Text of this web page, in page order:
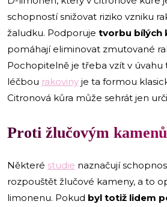
schopností snižovat riziko vzniku
žaludku. Podporuje tvorbu bílých
pomáhají eliminovat zmutované
Pochopitelně je třeba vzít v úvahu
léčbou rakoviny je ta formou
Citronová kůra může sehrát jen
Proti žlučovým
Některé studie naznačují
rozpouštět žlučové kameny, a to
limonenu. Pokud byl totiž lidem